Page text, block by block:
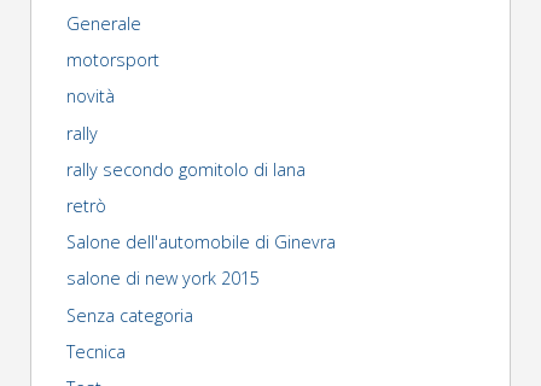
Generale
motorsport
novità
rally
rally secondo gomitolo di lana
retrò
Salone dell'automobile di Ginevra
salone di new york 2015
Senza categoria
Tecnica